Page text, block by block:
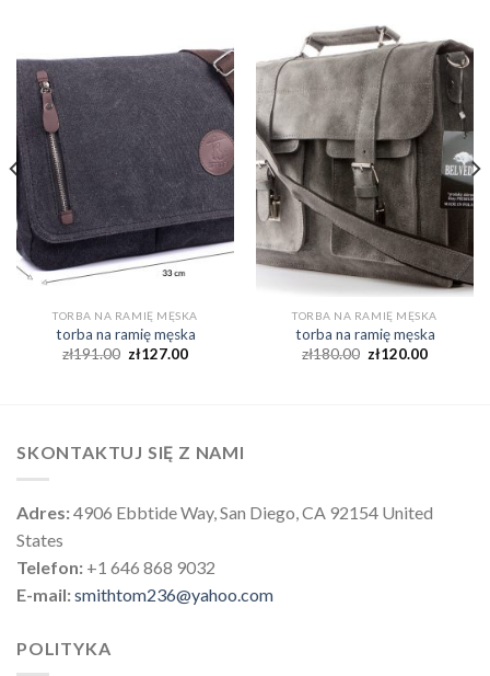
TORBA NA RAMIĘ MĘSKA
torba na ramię męska
zł191.00 zł127.00
TORBA NA RAMIĘ MĘSKA
torba na ramię męska
zł180.00 zł120.00
SKONTAKTUJ SIĘ Z NAMI
Adres:4906 Ebbtide Way, San Diego, CA 92154 United
States
Telefon: +1 646 868 9032
E-mail:smithtom236@yahoo.com
POLITYKA